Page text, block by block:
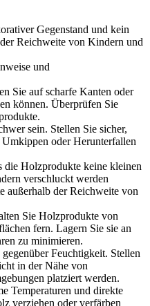
Gegenstand und kein
Reichweite von Kindern und
und
Sie auf scharfe Kanten oder
können. Überprüfen Sie
sein. Stellen Sie sicher,
oder Herunterfallen
die Holzprodukte keine kleinen
verschluckt werden
außerhalb der Reichweite von
Sie Holzprodukte von
fern. Lagern Sie sie an
zu minimieren.
Feuchtigkeit. Stellen
in der Nähe von
platziert werden.
Temperaturen und direkte
verziehen oder verfärben